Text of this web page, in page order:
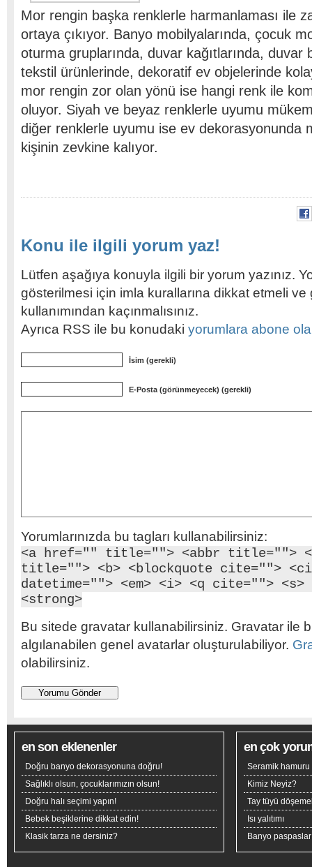
Mor rengin başka renklerle harmanlaması ile
ortaya çıkıyor. Banyo mobilyalarında, çocuk
oturma gruplarında, duvar kağıtlarında, duvar
tekstil ürünlerinde, dekoratif ev objelerinde
mor rengin zor olan yönü ise hangi renk ile
oluyor. Siyah ve beyaz renklerle uyumu
diğer renklerle uyumu ise ev dekorasyonunda
kişinin zevkine kalıyor.
Konu ile ilgili yorum yaz!
Lütfen aşağıya konuyla ilgili bir yorum yazınız.
gösterilmesi için imla kurallarına dikkat etmeli
kullanımından kaçınmalısınız.
Ayrıca RSS ile bu konudaki yorumlara abone
İsim (gerekli)
E-Posta (görünmeyecek) (gerekli)
Yorumlarınızda bu tagları kullanabilirsiniz:
<a href="" title=""> <abbr title="">
title=""> <b> <blockquote cite="">
datetime=""> <em> <i> <q cite="">
<strong>
Bu sitede gravatar kullanabilirsiniz. Gravatar ile
algılanabilen genel avatarlar oluşturulabiliyor.
olabilirsiniz.
en son eklenenler
Doğru banyo dekorasyonuna doğru!
Sağlıklı olsun, çocuklarımızın olsun!
Doğru halı seçimi yapın!
Bebek beşiklerine dikkat edin!
Klasik tarza ne dersiniz?
en çok
Seramik hamuru
Kimiz Neyiz?
Tay tüyü
Isı yalıtımı
Banyo